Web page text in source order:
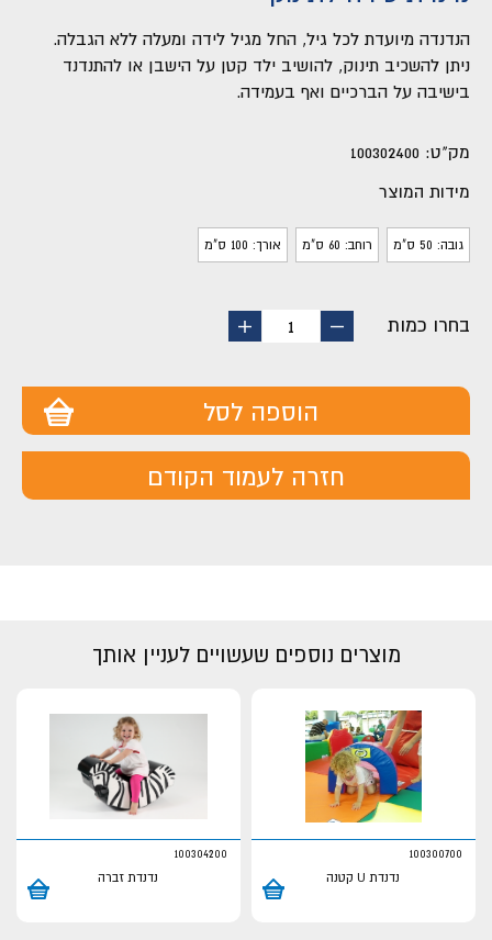
הנדנדה מיועדת לכל גיל, החל מגיל לידה ומעלה ללא הגבלה.
ניתן להשכיב תינוק, להושיב ילד קטן על הישבן או להתנדנד
בישיבה על הברכיים ואף בעמידה.
מק"ט: 100302400
מידות המוצר
גובה: 50 ס"מ רוחב: 60 ס"מ אורך: 100 ס"מ
בחרו כמות
החסר
1
הוסף
הוספה לסל
חזרה לעמוד הקודם
מוצרים נוספים שעשויים לעניין אותך
100300700
נדנדת U קטנה
100304200
נדנדת זברה